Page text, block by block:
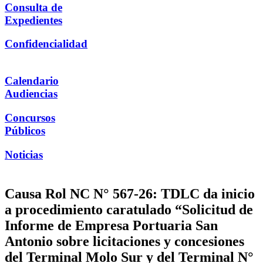
Consulta de
Expedientes
Confidencialidad
Calendario
Audiencias
Concursos
Públicos
Noticias
Causa Rol NC N° 567-26: TDLC da inicio
a procedimiento caratulado “Solicitud de
Informe de Empresa Portuaria San
Antonio sobre licitaciones y concesiones
del Terminal Molo Sur y del Terminal N°